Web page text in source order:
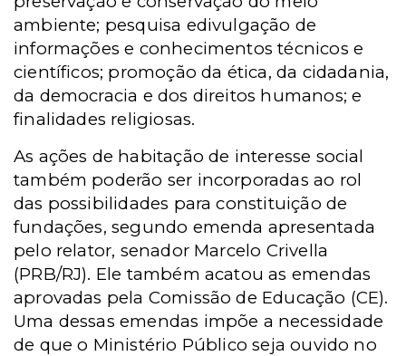
ambiente; pesquisa edivulgação de
informações e conhecimentos técnicos e
científicos; promoção da ética, da cidadania,
da democracia e dos direitos humanos; e
finalidades religiosas.
As ações de habitação de interesse social
também poderão ser incorporadas ao rol
das possibilidades para constituição de
fundações, segundo emenda apresentada
pelo relator, senador Marcelo Crivella
(PRB/RJ). Ele também acatou as emendas
aprovadas pela Comissão de Educação (CE).
Uma dessas emendas impõe a necessidade
de que o Ministério Público seja ouvido no